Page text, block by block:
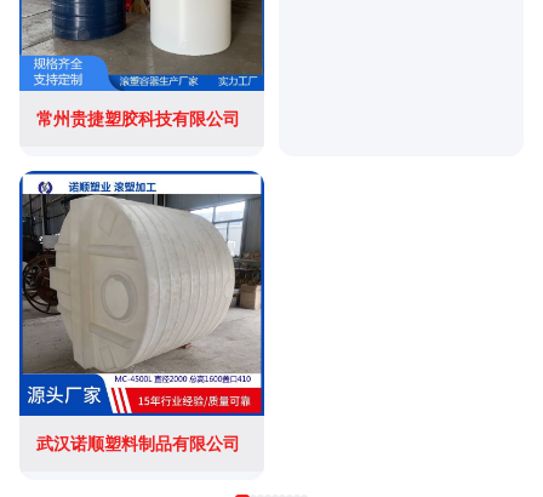
常州贵捷塑胶科技有限公司
武汉诺顺塑料制品有限公司